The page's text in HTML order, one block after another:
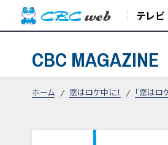
テレビ
CBC MAGAZINE
ホーム 恋はロケ中に！ 「恋はロ